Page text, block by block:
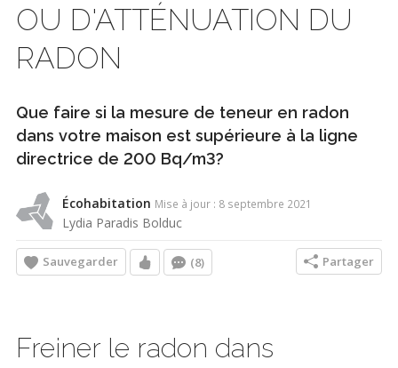
OU D'ATTÉNUATION DU
RADON
Que faire si la mesure de teneur en radon
dans votre maison est supérieure à la ligne
directrice de 200 Bq/m3?
Écohabitation Mise à jour : 8 septembre 2021
Lydia Paradis Bolduc
Sauvegarder (8) Partager
Freiner le radon dans